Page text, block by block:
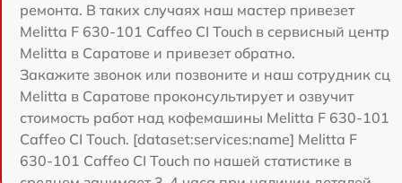
ремонта. В таких случаях наш мастер привезет
Melitta F 630-101 Caffeo CI Touch в сервисный центр
Melitta в Саратове и привезет обратно.
Закажите звонок или позвоните и наш сотрудник сц
Melitta в Саратове проконсультирует и озвучит
стоимость работ над кофемашины Melitta F 630-101
Caffeo CI Touch. [dataset:services:name] Melitta F
630-101 Caffeo CI Touch по нашей статистике в